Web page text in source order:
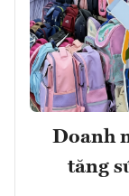
Doanh
tăng